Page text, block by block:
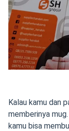
Kalau kamu dan
memberinya
kamu bisa